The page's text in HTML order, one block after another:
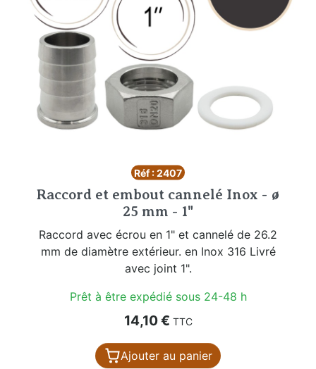
Réf : 2407
Raccord et embout cannelé Inox - ø
25 mm - 1"
Raccord avec écrou en 1" et cannelé de 26.2
mm de diamètre extérieur. en Inox 316 Livré
avec joint 1".
Prêt à être expédié sous 24-48 h
Prix
14,10 € TTC
Ajouter au panier